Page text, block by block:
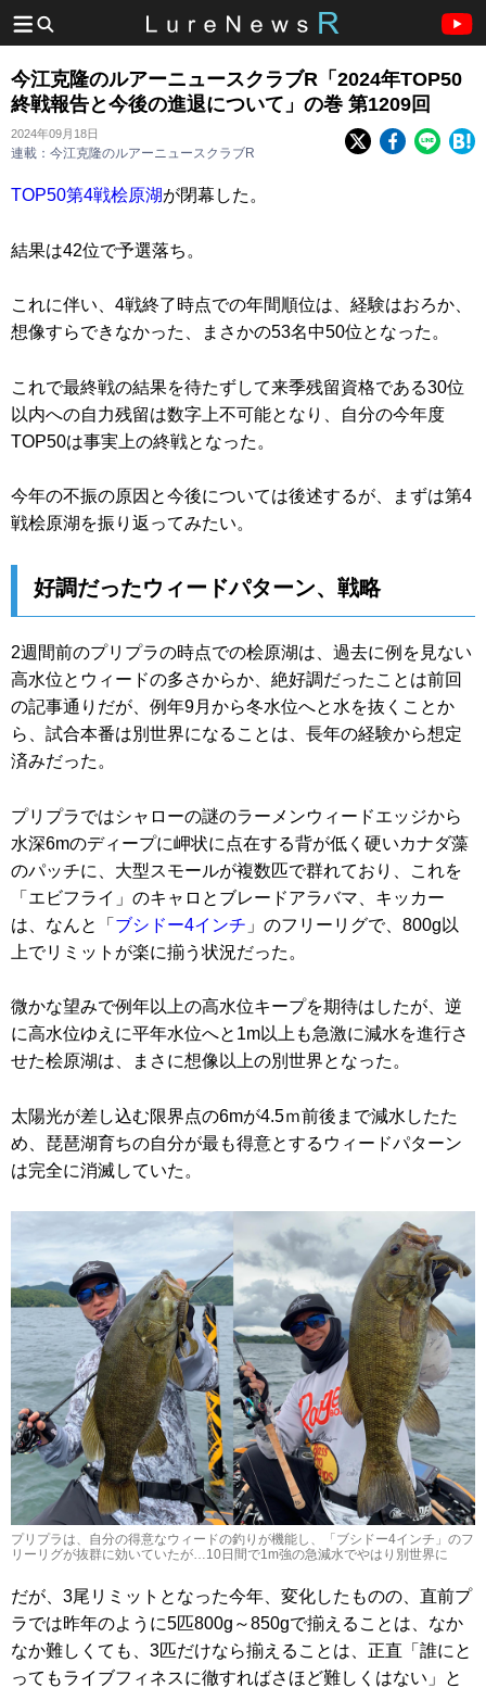
今江克隆のルアーニュースクラブR「2024年TOP50
終戦報告と今後の進退について」の巻 第1209回
2024年09月18日
連載：今江克隆のルアーニュースクラブR
TOP50第4戦桧原湖が閉幕した。
結果は42位で予選落ち。
これに伴い、4戦終了時点での年間順位は、経験はおろか、
想像すらできなかった、まさかの53名中50位となった。
これで最終戦の結果を待たずして来季残留資格である30位
以内への自力残留は数字上不可能となり、自分の今年度
TOP50は事実上の終戦となった。
今年の不振の原因と今後については後述するが、まずは第4
戦桧原湖を振り返ってみたい。
好調だったウィードパターン、戦略
2週間前のプリプラの時点での桧原湖は、過去に例を見ない
高水位とウィードの多さからか、絶好調だったことは前回
の記事通りだが、例年9月から冬水位へと水を抜くことか
ら、試合本番は別世界になることは、長年の経験から想定
済みだった。
プリプラではシャローの謎のラーメンウィードエッジから
水深6mのディープに岬状に点在する背が低く硬いカナダ藻
のパッチに、大型スモールが複数匹で群れており、これを
「エビフライ」のキャロとブレードアラバマ、キッカー
は、なんと「 ブシドー4インチ 」のフリーリグで、800g以
上でリミットが楽に揃う状況だった。
微かな望みで例年以上の高水位キープを期待はしたが、逆
に高水位ゆえに平年水位へと1m以上も急激に減水を進行さ
せた桧原湖は、まさに想像以上の別世界となった。
太陽光が差し込む限界点の6mが4.5ｍ前後まで減水したた
め、琵琶湖育ちの自分が最も得意とするウィードパターン
は完全に消滅していた。
プリプラは、自分の得意なウィードの釣りが機能し、「ブシドー4インチ」のフ
リーリグが抜群に効いていたが…10日間で1m強の急減水でやはり別世界に
だが、3尾リミットとなった今年、変化したものの、直前プ
ラでは昨年のように5匹800g～850gで揃えることは、なか
なか難しくても、3匹だけなら揃えることは、正直「誰にと
ってもライブフィネスに徹すればさほど難しくはない」と